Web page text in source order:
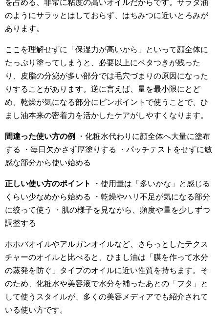
を占める、非常に粘度の高いオイルだからです。サラダ油
のようにサラッとはしておらず、はちみつに近いとろみが
あります。
ここを理解せずに「保湿力が高いから」といって顔全体に
たっぷり塗ってしまうと、必要以上にベタつきが残った
り、皮脂の分泌が多い部分では毛穴づまりの原因になった
りすることがあります。逆に言えば、量を最小限にとど
め、乾燥が気になる部分にピンポイントで使うことで、ひ
まし油本来の密着力を活かしたケアがしやすくなります。
間違った使い方の例
・化粧水代わりに顔全体へ大量に塗布
する ・毎日欠かさず厚塗りする ・パッチテストをせずに敏
感な部分から使い始める
正しい使い方のポイント
・使用量は「多いかな」と感じる
くらい少なめから始める ・乾燥やハリ不足が気になる部分
に絞って使う ・肌の様子を見ながら、頻度や量を少しずつ
調整する
ホホバオイルやアルガンオイルなど、さらっとしたテクス
チャーのオイルと比べると、ひまし油は「膜を作って水分
の蒸発を防ぐ」タイプのオイルに近い性質を持ちます。そ
のため、化粧水や美容液で水分を補ったあとの「フタ」と
して使うスタイルが、多くの美容メディアでも紹介されて
いる使い方です。